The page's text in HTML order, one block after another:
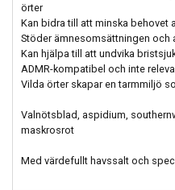
örter
Kan bidra till att minska behovet
Stöder ämnesomsättningen och
Kan hjälpa till att undvika
ADMR-kompatibel och inte
Vilda örter skapar en tarmmiljö
Valnötsblad, aspidium,
maskrosrot
Med värdefullt havssalt och